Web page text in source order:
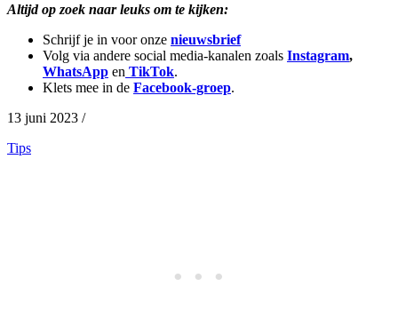
Altijd op zoek naar leuks om te kijken:
Schrijf je in voor onze nieuwsbrief
Volg via andere social media-kanalen zoals Instagram,
WhatsApp en TikTok.
Klets mee in de Facebook-groep.
13 juni 2023 /
Tips